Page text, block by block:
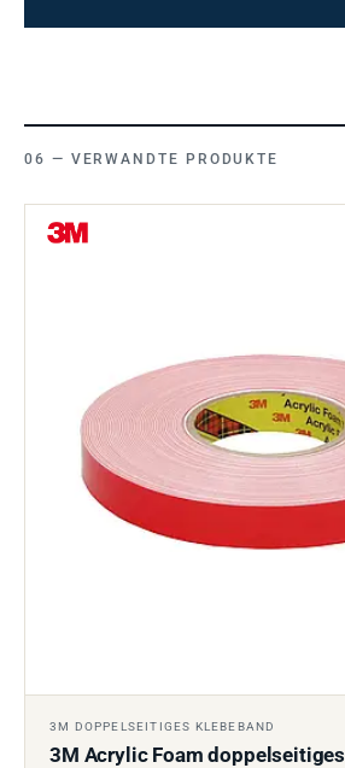
VERWANDTE PRODUKTE
3M DOPPELSEITIGES KLEBEBAND
3M Acrylic Foam